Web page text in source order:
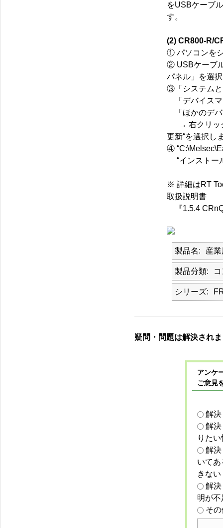
をUSBケーブ
す。
(2) CR800-R/
① パソコンを
② USBケーブ
パネル」を選
③「システムと
「デバイスマ
「ほかのデバ
→ 右クリック
更新“を選択し
④
“インストー
※ 詳細はRT
取扱説明書
『1.5.4
製品名 産
製品分類
シリーズ
疑問・問題は解決され
アンケ
ご意見
解
解
りた
解
いて
きない
解
明が
そ